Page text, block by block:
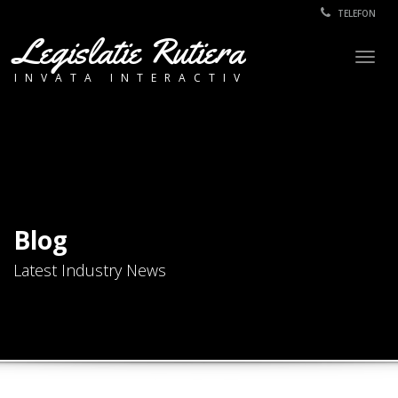
TELEFON
Legislatie Rutiera
INVATA INTERACTIV
Blog
Latest Industry News